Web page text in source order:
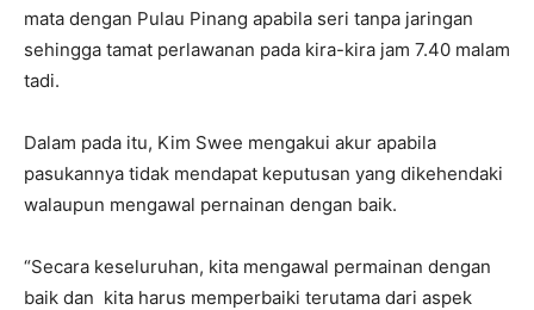
mata dengan Pulau Pinang apabila seri tanpa jaringan
sehingga tamat perlawanan pada kira-kira jam 7.40 malam
tadi.
Dalam pada itu, Kim Swee mengakui akur apabila
pasukannya tidak mendapat keputusan yang dikehendaki
walaupun mengawal pernainan dengan baik.
“Secara keseluruhan, kita mengawal permainan dengan
baik dan kita harus memperbaiki terutama dari aspek